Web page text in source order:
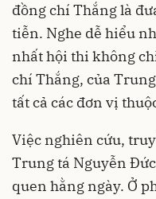
đồng chí Thắng là
tiễn. Nghe dễ hiểu
nhất hội thi không
chí Thắng, của
tất cả các đơn vị
Việc nghiên cứu,
Trung tá Nguyễn
quen hằng ngày. Ở